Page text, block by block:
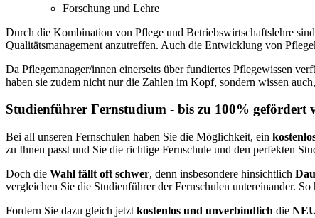
Forschung und Lehre
Durch die Kombination von Pflege und Betriebswirtschaftslehre
Qualitätsmanagement anzutreffen. Auch die Entwicklung von
Da Pflegemanager/innen einerseits über fundiertes Pflegewissen
haben sie zudem nicht nur die Zahlen im Kopf, sondern wissen
Studienführer Fernstudium - bis zu 100% gefördert
Bei all unseren Fernschulen haben Sie die Möglichkeit, ein
zu Ihnen passt und Sie die richtige Fernschule und den perfekten
Doch die Wahl fällt oft schwer, denn insbesondere hinsichtlich
vergleichen Sie die Studienführer der Fernschulen untereinander.
Fordern Sie dazu gleich jetzt kostenlos und unverbindlich die